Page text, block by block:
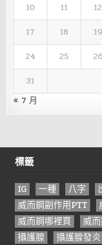
10
11 12
17
18 19
24
25 26
31
« 7 月
標籤
IG 一種 八字
威而鋼副作用PTT
威而鋼哪裡買
威
攝護腺
攝護腺發炎